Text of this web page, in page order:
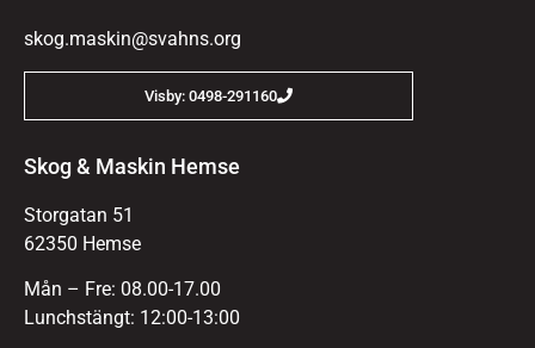
skog.maskin@svahns.org
Visby: 0498-291160
Skog & Maskin Hemse
Storgatan 51
62350 Hemse
Mån – Fre: 08.00-17.00
Lunchstängt: 12:00-13:00